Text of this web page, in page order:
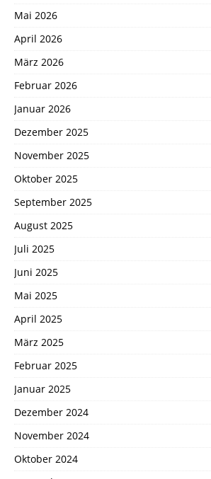
Mai 2026
April 2026
März 2026
Februar 2026
Januar 2026
Dezember 2025
November 2025
Oktober 2025
September 2025
August 2025
Juli 2025
Juni 2025
Mai 2025
April 2025
März 2025
Februar 2025
Januar 2025
Dezember 2024
November 2024
Oktober 2024